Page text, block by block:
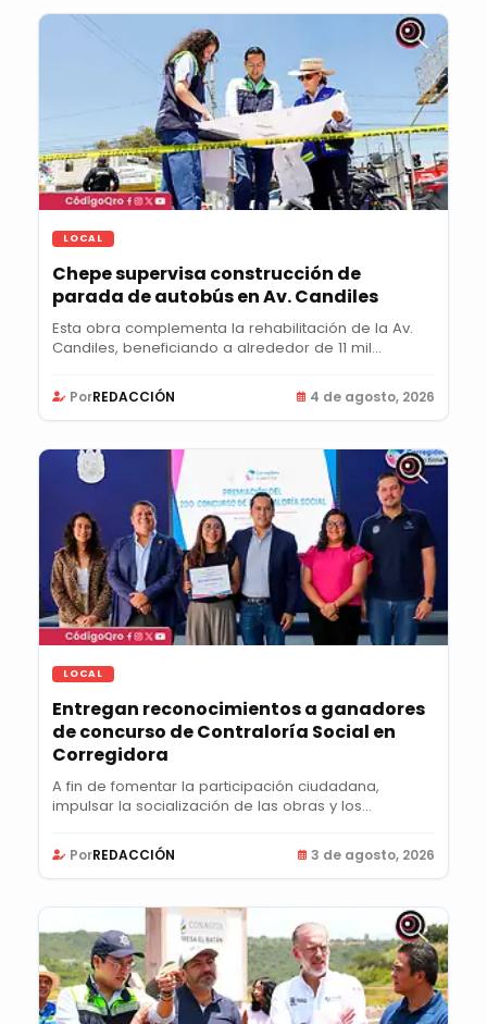
LOCAL
Chepe supervisa construcción de
parada de autobús en Av. Candiles
Esta obra complementa la rehabilitación de la Av.
Candiles, beneficiando a alrededor de 11 mil...
PorREDACCIÓN 4 de agosto, 2026
LOCAL
Entregan reconocimientos a ganadores
de concurso de Contraloría Social en
Corregidora
A fin de fomentar la participación ciudadana,
impulsar la socialización de las obras y los...
PorREDACCIÓN 3 de agosto, 2026